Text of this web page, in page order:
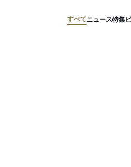
すべてニュース特集